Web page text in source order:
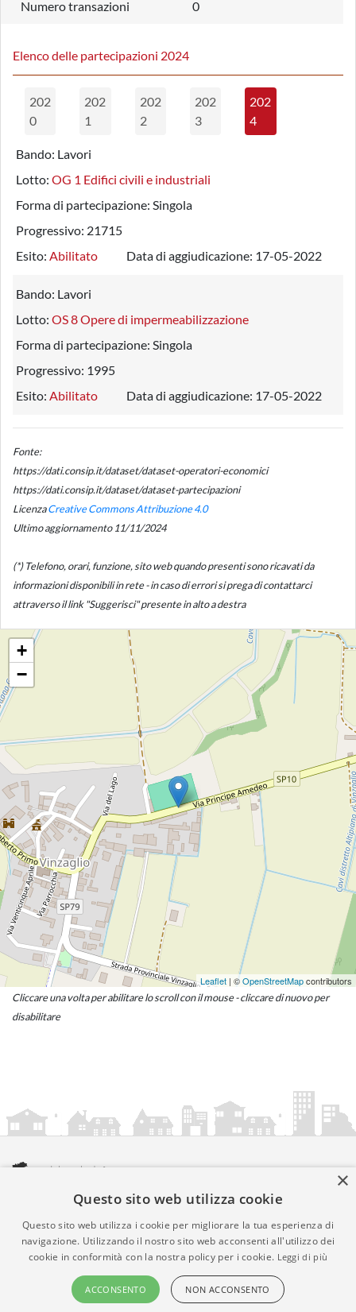
Numero transazioni 0
Elenco delle partecipazioni 2024
202
0
202
1
202
2
202
3
202
4
Bando: Lavori
Lotto: OG 1 Edifici civili e industriali
Forma di partecipazione: Singola
Progressivo: 21715
Esito: Abilitato Data di aggiudicazione: 17-05-2022
Bando: Lavori
Lotto: OS 8 Opere di impermeabilizzazione
Forma di partecipazione: Singola
Progressivo: 1995
Esito: Abilitato Data di aggiudicazione: 17-05-2022
Fonte:
https://dati.consip.it/dataset/dataset-operatori-economici
https://dati.consip.it/dataset/dataset-partecipazioni
LicenzaCreative Commons Attribuzione 4.0
Ultimo aggiornamento 11/11/2024
(*) Telefono, orari, funzione, sito web quando presenti sono ricavati da
informazioni disponibili in rete - in caso di errori si prega di contattarci
attraverso il link "Suggerisci" presente in alto a destra
+
−
Leaflet | ©OpenStreetMapcontributors
Cliccare una volta per abilitare lo scroll con il mouse - cliccare di nuovo per
disabilitare
amministrazionicomunali.it è una iniziativa diartemedia.it
© Copyright MMXXIV - P.IVA 05400000724
Informazioni sul servizio |Informativa Privacy| Informativa
Cookies • Time 0.0111
×
Questo sito web utilizza cookie
Questo sito web utilizza i cookie per migliorare la tua esperienza di
navigazione. Utilizzando il nostro sito web acconsenti all'utilizzo dei
cookie in conformità con la nostra policy per i cookie. Leggi di più
ACCONSENTO NON ACCONSENTO